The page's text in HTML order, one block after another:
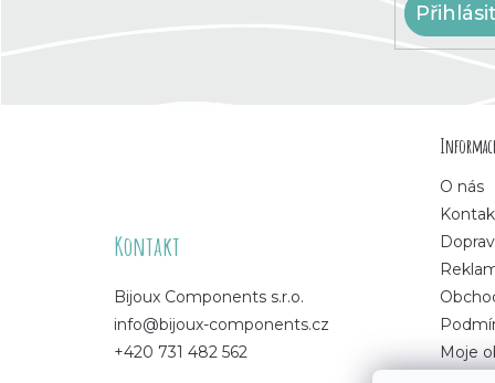
Kontakt
Bijoux Components s.r.o.
info@bijoux-components.cz
+420 731 482 562
O nás
Moje